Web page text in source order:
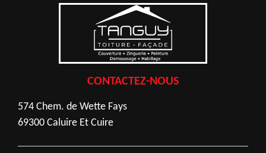
CONTACTEZ-NOUS
574 Chem. de Wette Fays
69300 Caluire Et Cuire